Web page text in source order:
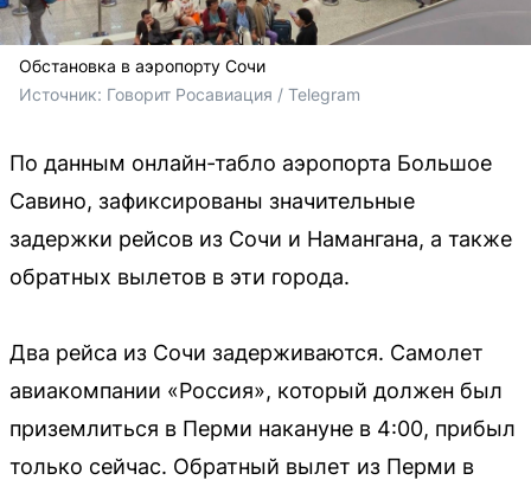
Обстановка в аэропорту Сочи
Источник: Говорит Росавиация / Telegram
По данным онлайн-табло аэропорта Большое
Савино, зафиксированы значительные
задержки рейсов из Сочи и Намангана, а также
обратных вылетов в эти города.
Два рейса из Сочи задерживаются. Самолет
авиакомпании «Россия», который должен был
приземлиться в Перми накануне в 4:00, прибыл
только сейчас. Обратный вылет из Перми в